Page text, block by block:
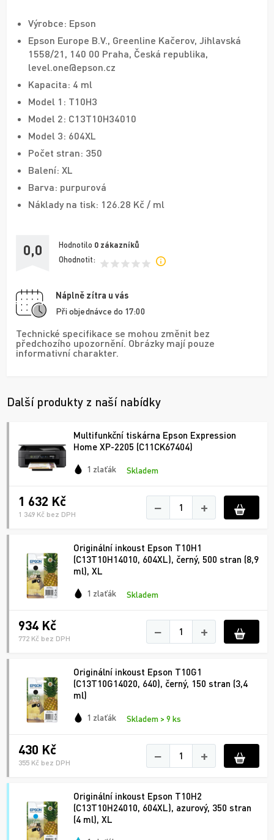
Výrobce: Epson
Epson Europe B.V., Greenline Kačerov, Jihlavská
1558/21, 140 00 Praha, Česká republika,
level.one@epson.cz
Kapacita: 4 ml
Model 1: T10H3
Model 2: C13T10H34010
Model 3: 604XL
Počet stran: 350
Balení: XL
Barva: purpurová
Náklady na tisk: 126.28 Kč / ml
0,0 Hodnotilo 0 zákazníků
Ohodnotit:
Náplně zítra u vás
Při objednávce do 17:00
Technické specifikace se mohou změnit bez
předchozího upozornění. Obrázky mají pouze
informativní charakter.
Další produkty z naší nabídky
Multifunkční tiskárna Epson Expression
Home XP-2205 (C11CK67404)
1 zlaťák Skladem
1 632 Kč
1 349 Kč bez DPH − +
Originální inkoust Epson T10H1
(C13T10H14010, 604XL), černý, 500 stran (8,9
ml), XL
1 zlaťák Skladem
934 Kč
772 Kč bez DPH − +
Originální inkoust Epson T10G1
(C13T10G14020, 640), černý, 150 stran (3,4
ml)
1 zlaťák Skladem > 9 ks
430 Kč
355 Kč bez DPH − +
Originální inkoust Epson T10H2
(C13T10H24010, 604XL), azurový, 350 stran
(4 ml), XL